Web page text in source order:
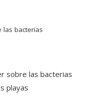
las bacterias